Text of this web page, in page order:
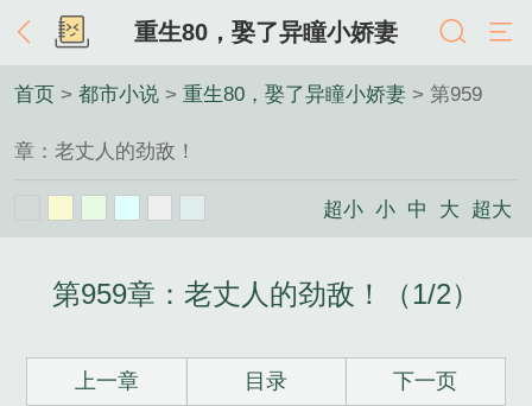
重生80，娶了异瞳小娇妻
首页 > 都市小说 > 重生80，娶了异瞳小娇妻 > 第959
章：老丈人的劲敌！
超小 小 中 大 超大
第959章：老丈人的劲敌！（1/2）
上一章 目录 下一页